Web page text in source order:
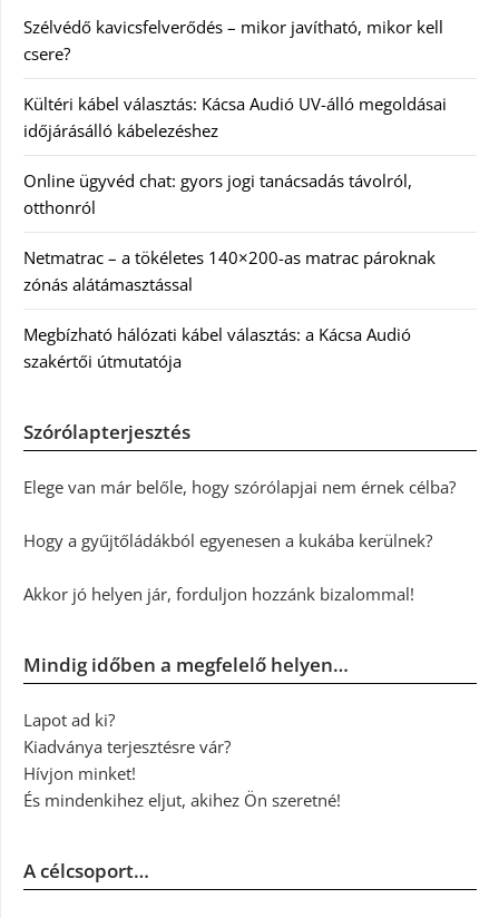
Szélvédő kavicsfelverődés – mikor javítható, mikor kell
csere?
Kültéri kábel választás: Kácsa Audió UV-álló megoldásai
időjárásálló kábelezéshez
Online ügyvéd chat: gyors jogi tanácsadás távolról,
otthonról
Netmatrac – a tökéletes 140×200-as matrac pároknak
zónás alátámasztással
Megbízható hálózati kábel választás: a Kácsa Audió
szakértői útmutatója
Szórólapterjesztés
Elege van már belőle, hogy szórólapjai nem érnek célba?
Hogy a gyűjtőládákból egyenesen a kukába kerülnek?
Akkor jó helyen jár, forduljon hozzánk bizalommal!
Mindig időben a megfelelő helyen…
Lapot ad ki?
Kiadványa terjesztésre vár?
Hívjon minket!
És mindenkihez eljut, akihez Ön szeretné!
A célcsoport…